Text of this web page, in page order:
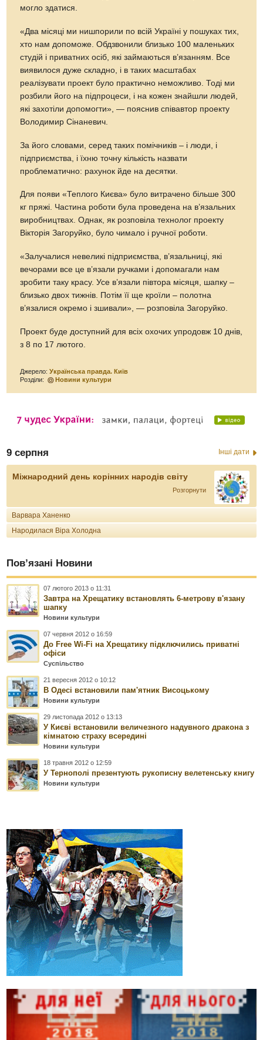
могло здатися.
«Два місяці ми нишпорили по всій Україні у пошуках тих,
хто нам допоможе. Обдзвонили близько 100 маленьких
студій і приватних осіб, які займаються в’язанням. Все
виявилося дуже складно, і в таких масштабах
реалізувати проект було практично неможливо. Тоді ми
розбили його на підпроцеси, і на кожен знайшли людей,
які захотіли допомогти», — пояснив співавтор проекту
Володимир Сінаневич.
За його словами, серед таких помічників – і люди, і
підприємства, і їхню точну кількість назвати
проблематично: рахунок йде на десятки.
Для появи «Теплого Києва» було витрачено більше 300
кг пряжі. Частина роботи була проведена на в’язальних
виробництвах. Однак, як розповіла технолог проекту
Вікторія Загоруйко, було чимало і ручної роботи.
«Залучалися невеликі підприємства, в’язальниці, які
вечорами все це в’язали ручками і допомагали нам
зробити таку красу. Усе в’язали півтора місяця, шапку –
близько двох тижнів. Потім її ще кроїли – полотна
в’язалися окремо і зшивали», — розповіла Загоруйко.
Проект буде доступний для всіх охочих упродовж 10 днів,
з 8 по 17 лютого.
Джерело:Українська правда. Київ
Розділи:
Новини культури
9 серпня Інші дати
Міжнародний день корінних народів світу
Розгорнути
Варвара Ханенко
Народилася Віра Холодна
Пов’язані Новини
07 лютого 2013 о 11:31
Завтра на Хрещатику встановлять 6-метрову в'язану
шапку
Новини культури
07 червня 2012 о 16:59
До Free Wi-Fi на Хрещатику підключились приватні
офіси
Суспільство
21 вересня 2012 о 10:12
В Одесі встановили пам'ятник Висоцькому
Новини культури
29 листопада 2012 о 13:13
У Києві встановили величезного надувного дракона з
кімнатою страху всередині
Новини культури
18 травня 2012 о 12:59
У Тернополі презентують рукописну велетенську книгу
Новини культури